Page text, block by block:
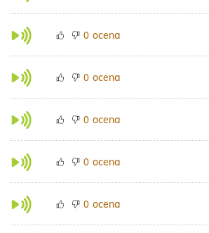
0 ocena
0 ocena
0 ocena
0 ocena
0 ocena